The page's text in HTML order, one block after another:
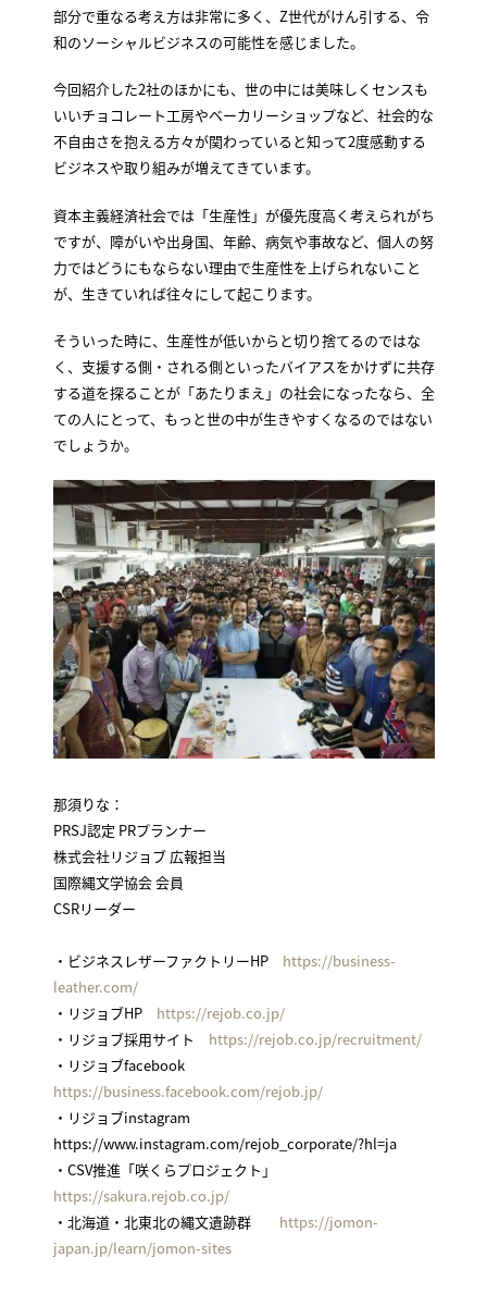
部分で重なる考え方は非常に多く、Z世代がけん引する、令
和のソーシャルビジネスの可能性を感じました。
今回紹介した2社のほかにも、世の中には美味しくセンスも
いいチョコレート工房やベーカリーショップなど、社会的な
不自由さを抱える方々が関わっていると知って2度感動する
ビジネスや取り組みが増えてきています。
資本主義経済社会では「生産性」が優先度高く考えられがち
ですが、障がいや出身国、年齢、病気や事故など、個人の努
力ではどうにもならない理由で生産性を上げられないこと
が、生きていれば往々にして起こります。
そういった時に、生産性が低いからと切り捨てるのではな
く、支援する側・される側といったバイアスをかけずに共存
する道を探ることが「あたりまえ」の社会になったなら、全
ての人にとって、もっと世の中が生きやすくなるのではない
でしょうか。
那須りな：
PRSJ認定 PRプランナー
株式会社リジョブ 広報担当
国際縄文学協会 会員
CSRリーダー
・ビジネスレザーファクトリーHP https://business-
leather.com/
・リジョブHP https://rejob.co.jp/
・リジョブ採用サイト https://rejob.co.jp/recruitment/
・リジョブfacebook
https://business.facebook.com/rejob.jp/
・リジョブinstagram
https://www.instagram.com/rejob_corporate/?hl=ja
・CSV推進「咲くらプロジェクト」
https://sakura.rejob.co.jp/
・北海道・北東北の縄文遺跡群 https://jomon-
japan.jp/learn/jomon-sites